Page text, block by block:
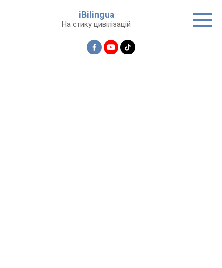
iBilingua
На стику цивілізацій